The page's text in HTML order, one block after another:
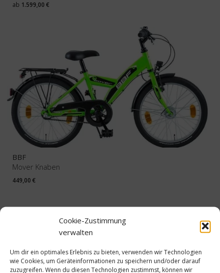
Cookie-Zustimmung
verwalten
Um dir ein optimales Erlebnis zu bieten, verwenden wir Technologien
wie Cookies, um Geräteinformationen zu speichern und/oder darauf
zuzugreifen. Wenn du diesen Technologien zustimmst, können wir
ab 1.599,00€
BBF
Mover Knaben
449,00€